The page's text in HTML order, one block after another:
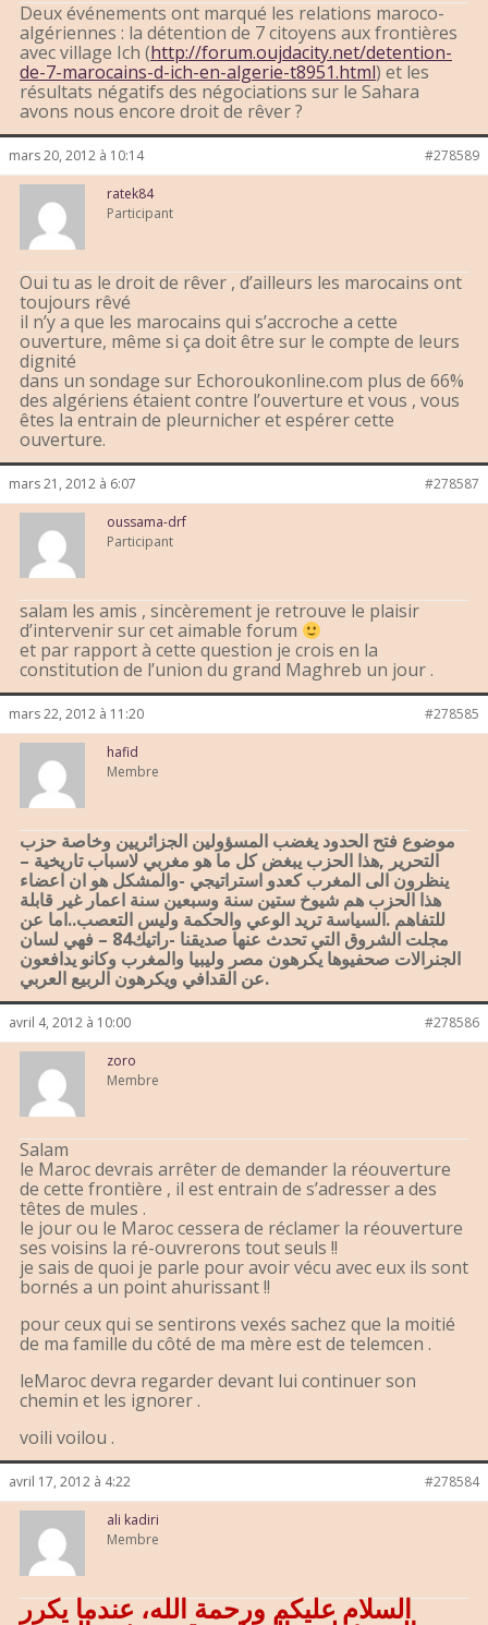
Deux événements ont marqué les relations maroco-
algériennes : la détention de 7 citoyens aux frontières
avec village Ich (http://forum.oujdacity.net/detention-
de-7-marocains-d-ich-en-algerie-t8951.html) et les
résultats négatifs des négociations sur le Sahara
avons nous encore droit de rêver ?
mars 20, 2012 à 10:14 #278589
ratek84
Participant
Oui tu as le droit de rêver , d’ailleurs les marocains ont
toujours rêvé
il n’y a que les marocains qui s’accroche a cette
ouverture, même si ça doit être sur le compte de leurs
dignité
dans un sondage sur Echoroukonline.com plus de 66%
des algériens étaient contre l’ouverture et vous , vous
êtes la entrain de pleurnicher et espérer cette
ouverture.
mars 21, 2012 à 6:07 #278587
oussama-drf
Participant
salam les amis , sincèrement je retrouve le plaisir
d’intervenir sur cet aimable forum
et par rapport à cette question je crois en la
constitution de l’union du grand Maghreb un jour .
mars 22, 2012 à 11:20 #278585
hafid
Membre
موضوع فتح الحدود يغضب المسؤولين الجزائريين وخاصة حزب
التحرير ,هذا الحزب يبغض كل ما هو مغربي لاسباب تاريخية –
ينظرون الى المغرب كعدو استراتيجي -والمشكل هو ان اعضاء
هذا الحزب هم شيوخ ستين سنة وسبعين سنة اعمار غير قابلة
للتفاهم .السياسة تريد الوعي والحكمة وليس التعصب..اما عن
مجلت الشروق التي تحدث عنها صديقنا -راتيك84 – فهي لسان
الجنرالات صحفيوها يكرهون مصر وليبيا والمغرب وكانو يدافعون
عن القدافي ويكرهون الربيع العربي.
avril 4, 2012 à 10:00 #278586
zoro
Membre
Salam
le Maroc devrais arrêter de demander la réouverture
de cette frontière , il est entrain de s’adresser a des
têtes de mules .
le jour ou le Maroc cessera de réclamer la réouverture
ses voisins la ré-ouvrerons tout seuls !!
je sais de quoi je parle pour avoir vécu avec eux ils sont
bornés a un point ahurissant !!
pour ceux qui se sentirons vexés sachez que la moitié
de ma famille du côté de ma mère est de telemcen .
leMaroc devra regarder devant lui continuer son
chemin et les ignorer .
voili voilou .
avril 17, 2012 à 4:22 #278584
ali kadiri
Membre
السلام عليكم ورحمة الله، عندما يكرر